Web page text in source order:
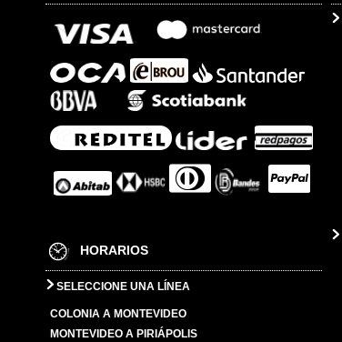
HORARIOS
SELECCIONE UNA LÍNEA
COLONIA A MONTEVIDEO
MONTEVIDEO A PIRIÁPOLIS